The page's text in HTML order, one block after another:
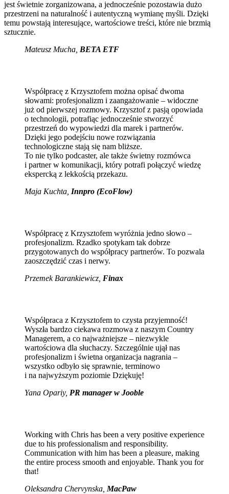
jest świetnie zorganizowana, a jednocześnie pozostawia dużo
przestrzeni na naturalność i autentyczną wymianę myśli. Dzięki
temu powstają interesujące, wartościowe treści, które nie brzmią
sztucznie.
Mateusz Mucha BETA ETF
Współpracę z Krzysztofem można opisać dwoma
słowami: profesjonalizm i zaangażowanie – widoczne
już od pierwszej rozmowy. Krzysztof z pasją opowiada
o technologii, potrafiąc jednocześnie stworzyć
przestrzeń do wypowiedzi dla marek i partnerów.
Dzięki jego podejściu nowe rozwiązania
technologiczne stają się nam bliższe.
To nie tylko podcaster, ale także świetny rozmówca
i partner w komunikacji, który potrafi połączyć wiedzę
ekspercką z lekkością przekazu.
Maja Kuchta Innpro (EcoFlow)
Współpracę z Krzysztofem wyróżnia jedno słowo –
profesjonalizm. Rzadko spotykam tak dobrze
przygotowanych do współpracy partnerów. To pozwala
zaoszczędzić czas i nerwy.
Przemek Barankiewicz, Finax
Współpraca z Krzysztofem to czysta przyjemność!
Wyszła bardzo ciekawa rozmowa z naszym Country
Managerem, a co najważniejsze – niezwykle
wartościowa dla słuchaczy. Szczególnie ujął nas
profesjonalizm i świetna organizacja nagrania –
wszystko odbyło się sprawnie, terminowo
i na najwyższym poziomie Dziękuję!
Yana Opariy, PR manager w Jooble
Working with Chris has been a very positive experience
due to his professionalism and responsibility.
Communication with him has been a pleasure, making
the entire process smooth and enjoyable. Thank you for
that!
Oleksandra Chervynska, MacPaw